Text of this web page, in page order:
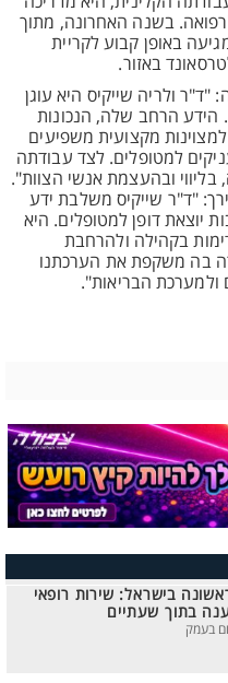
לרפואה. בשנה האחרונה, מתוך
באופן קבוע לקריית
באזור.
"ד"ר ולריה שייקיס היא עוגן
הידע הרחב שלה, הנכונות
מקצועית משפיעים
למטופלים. לצד עבודתה
ובהעצמת אנשי הצוות".
"ד"ר שייקיס משלבת ידע
יוצאת דופן למטופלים. היא
בקהילה ולהרחבת
בה משקפת את הערכתנו
ולמערכת הבריאות".
בישראל: שירות רופאי
בתוך שעתיים